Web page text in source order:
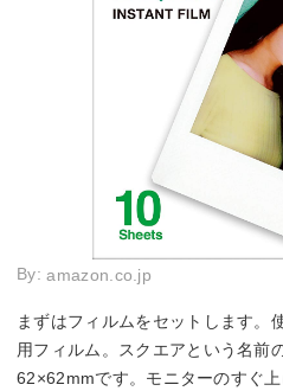
By:amazon.co.jp
まずはフィルムをセットします。
用フィルム。スクエアという名前
62×62mmです。モニターのすぐ